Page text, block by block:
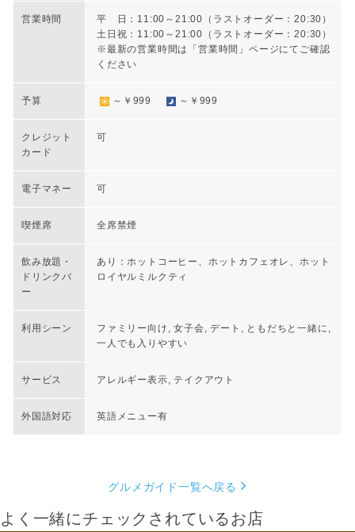
営業時間
平 日：11:00～21:00（ラストオーダー：20:30）
土日祝：11:00～21:00（ラストオーダー：20:30）
※最新の営業時間は「営業時間」ページにてご確認
ください
予算 ～￥999 ～￥999
クレジット
カード
可
電子マネー 可
喫煙席 全席禁煙
飲み放題・
ドリンクバ
ー
あり：ホットコーヒー、ホットカフェオレ、ホット
ロイヤルミルクティ
利用シーン
ファミリー向け, 女子会, デート, ともだちと一緒に,
一人でも入りやすい
サービス アレルギー表示, テイクアウト
外国語対応 英語メニュー有
グルメガイド一覧へ戻る
よく一緒にチェックされているお店